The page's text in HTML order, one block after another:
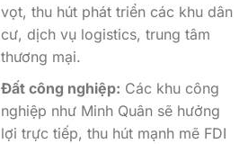
vọt, thu hút phát triển các khu dân
cư, dịch vụ logistics, trung tâm
thương mại.
Đất công nghiệp: Các khu công
nghiệp như Minh Quân sẽ hưởng
lợi trực tiếp, thu hút mạnh mẽ FDI